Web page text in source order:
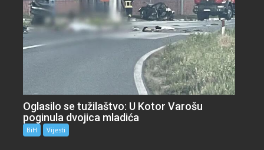
Oglasilo se tužilaštvo: U Kotor Varošu
poginula dvojica mladića
BiH Vijesti